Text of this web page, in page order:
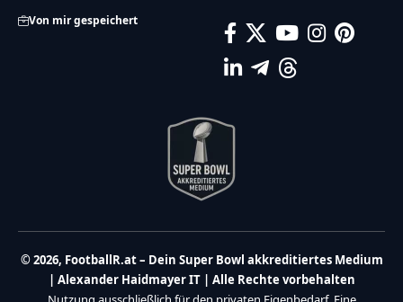
Von mir gespeichert
© 2026, FootballR.at – Dein Super Bowl akkreditiertes Medium
| Alexander Haidmayer IT | Alle Rechte vorbehalten